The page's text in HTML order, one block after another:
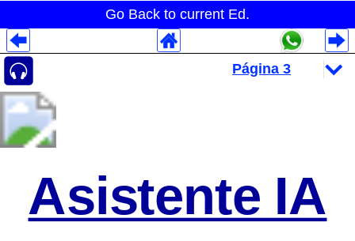
Go Back to current Ed.
Asistente IA
Despliegues Analytics
Despliegues Totales
Despliegues por Rubros